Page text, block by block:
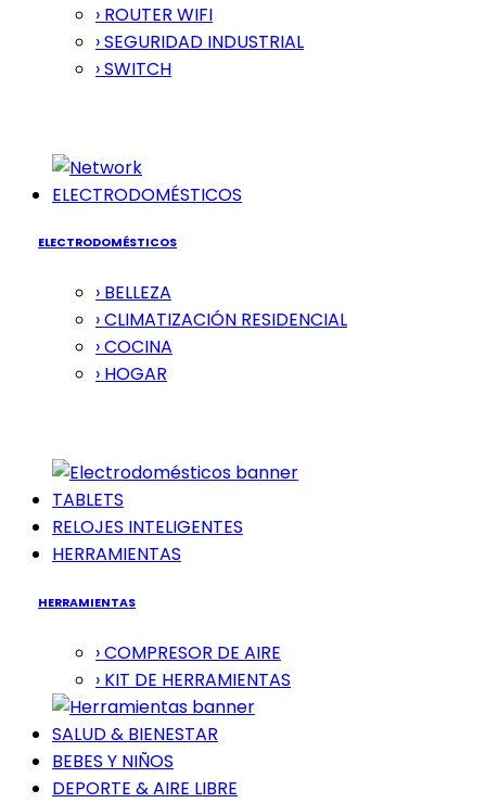
› ROUTER WIFI
› SEGURIDAD INDUSTRIAL
› SWITCH
ELECTRODOMÉSTICOS
ELECTRODOMÉSTICOS
› BELLEZA
› CLIMATIZACIÓN RESIDENCIAL
› COCINA
› HOGAR
TABLETS
RELOJES INTELIGENTES
HERRAMIENTAS
HERRAMIENTAS
› COMPRESOR DE AIRE
› KIT DE HERRAMIENTAS
SALUD & BIENESTAR
BEBES Y NIÑOS
DEPORTE & AIRE LIBRE